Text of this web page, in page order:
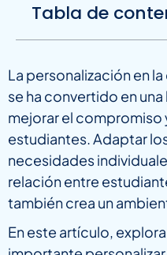
Tabla de
La personalización en
se ha convertido en
mejorar el
estudiantes. Adaptar
necesidades
relación entre
también crea un
En este artículo,